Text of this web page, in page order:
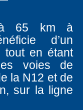
à 65 km à
d’un
tout en étant
voies de
la N12 et de
sur la ligne